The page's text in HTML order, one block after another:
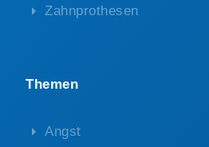
Zahnprothesen
Themen
Angst